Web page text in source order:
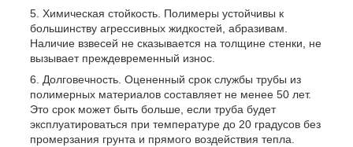
Химическая стойкость. Полимеры устойчивы к
большинству агрессивных жидкостей, абразивам.
Наличие взвесей не сказывается на толщине стенки, не
вызывает преждевременный износ.
Долговечность. Оцененный срок службы трубы из
полимерных материалов составляет не менее 50 лет.
Это срок может быть больше, если труба будет
эксплуатироваться при температуре до 20 градусов без
промерзания грунта и прямого воздействия тепла.